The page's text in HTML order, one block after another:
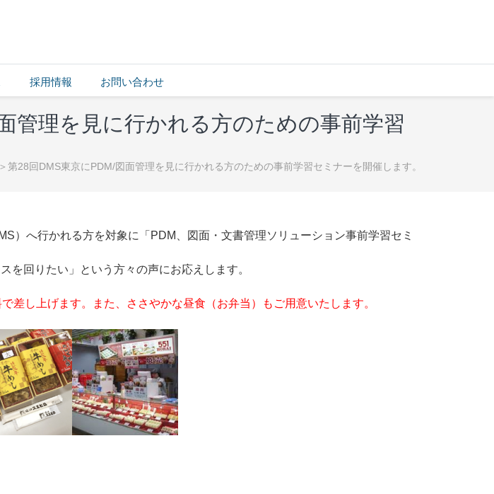
採用情報 お問い合わせ
管理を見に行かれる方のための事前学習
第28回DMS東京にPDM/図面管理を見に行かれる方のための事前学習セミナーを開催します。
）へ行かれる方を対象に「PDM、図面・文書管理ソリューション事前学習セミ
を回りたい」という方々の声にお応えします。
し上げます。また、ささやかな昼食（お弁当）もご用意いたします。